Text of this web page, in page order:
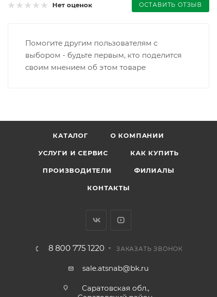
Нет оценок ОСТАВИТЬ ОТЗЫВ
Помогите другим пользователям с
выбором - будьте первым, кто поделится
своим мнением об этом товаре
КАТАЛОГ О КОМПАНИИ
УСЛУГИ И СЕРВИС КАК КУПИТЬ
ПРОИЗВОДИТЕЛИ ФИЛИАЛЫ
КОНТАКТЫ
8 800 775 1220 ЗАКАЗАТЬ ЗВОНОК
sale.atsnab@bk.ru
Саратовская обл.,